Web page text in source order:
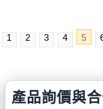
1 2 3 4 5
產品詢價與